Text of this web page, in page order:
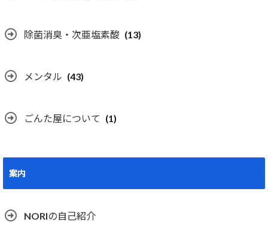
除菌消臭・次亜塩素酸 (13)
メンタル (43)
ごんた屋について (1)
案内
NORIの自己紹介